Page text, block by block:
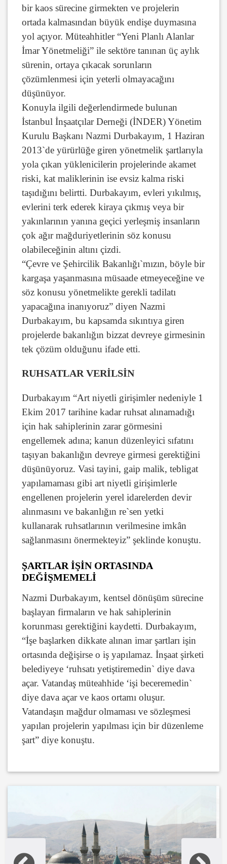
bir kaos sürecine girmekten ve projelerin
ortada kalmasından büyük endişe duymasına
yol açıyor. Müteahhitler “Yeni Planlı Alanlar
İmar Yönetmeliği” ile sektöre tanınan üç aylık
sürenin, ortaya çıkacak sorunların
çözümlenmesi için yeterli olmayacağını
düşünüyor.
Konuyla ilgili değerlendirmede bulunan
İstanbul İnşaatçılar Derneği (İNDER) Yönetim
Kurulu Başkanı Nazmi Durbakayım, 1 Haziran
2013`de yürürlüğe giren yönetmelik şartlarıyla
yola çıkan yüklenicilerin projelerinde akamet
riski, kat maliklerinin ise evsiz kalma riski
taşıdığını belirtti. Durbakayım, evleri yıkılmış,
evlerini terk ederek kiraya çıkmış veya bir
yakınlarının yanına geçici yerleşmiş insanların
çok ağır mağduriyetlerinin söz konusu
olabileceğinin altını çizdi.
“Çevre ve Şehircilik Bakanlığı`mızın, böyle bir
kargaşa yaşanmasına müsaade etmeyeceğine ve
söz konusu yönetmelikte gerekli tadilatı
yapacağına inanıyoruz” diyen Nazmi
Durbakayım, bu kapsamda sıkıntıya giren
projelerde bakanlığın bizzat devreye girmesinin
tek çözüm olduğunu ifade etti.
RUHSATLAR VERİLSİN
Durbakayım “Art niyetli girişimler nedeniyle 1
Ekim 2017 tarihine kadar ruhsat alınamadığı
için hak sahiplerinin zarar görmesini
engellemek adına; kanun düzenleyici sıfatını
taşıyan bakanlığın devreye girmesi gerektiğini
düşünüyoruz. Vasi tayini, gaip malik, tebligat
yapılamaması gibi art niyetli girişimlerle
engellenen projelerin yerel idarelerden devir
alınmasını ve bakanlığın re`sen yetki
kullanarak ruhsatlarının verilmesine imkân
sağlanmasını önermekteyiz” şeklinde konuştu.
ŞARTLAR İŞİN ORTASINDA
DEĞİŞMEMELİ
Nazmi Durbakayım, kentsel dönüşüm sürecine
başlayan firmaların ve hak sahiplerinin
korunması gerektiğini kaydetti. Durbakayım,
“İşe başlarken dikkate alınan imar şartları işin
ortasında değişirse o iş yapılamaz. İnşaat şirketi
belediyeye ‘ruhsatı yetiştiremedin` diye dava
açar. Vatandaş müteahhide ‘işi beceremedin`
diye dava açar ve kaos ortamı oluşur.
Vatandaşın mağdur olmaması ve sözleşmesi
yapılan projelerin yapılması için bir düzenleme
şart” diye konuştu.